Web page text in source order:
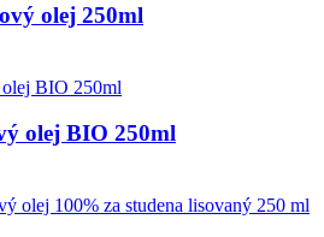
olej 250ml
olej BIO 250ml